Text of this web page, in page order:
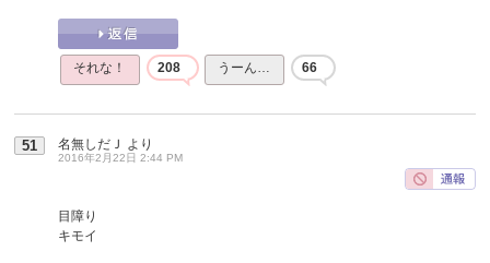
それな！ 208 うーん… 66
51 名無しだＪ より
2016年2月22日 2:44 PM
目障り
キモイ